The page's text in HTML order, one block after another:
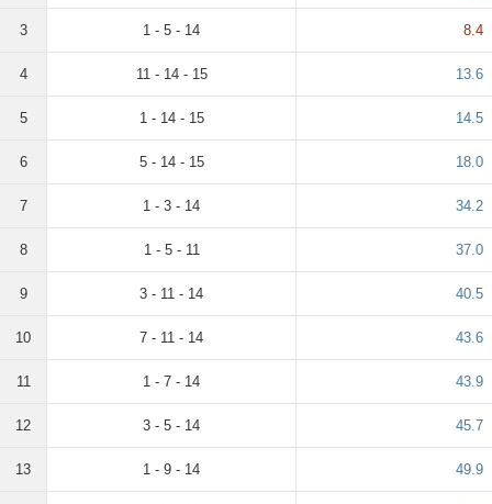
3 1 - 5 - 14 8.4
4 11 - 14 - 15 13.6
5 1 - 14 - 15 14.5
6 5 - 14 - 15 18.0
7 1 - 3 - 14 34.2
8 1 - 5 - 11 37.0
9 3 - 11 - 14 40.5
10 7 - 11 - 14 43.6
11 1 - 7 - 14 43.9
12 3 - 5 - 14 45.7
13 1 - 9 - 14 49.9